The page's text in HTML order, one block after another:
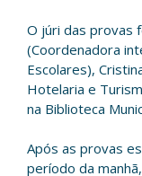
O júri das provas
(Coordenadora
Escolares),
Hotelaria e
na Biblioteca
Após as provas
período da